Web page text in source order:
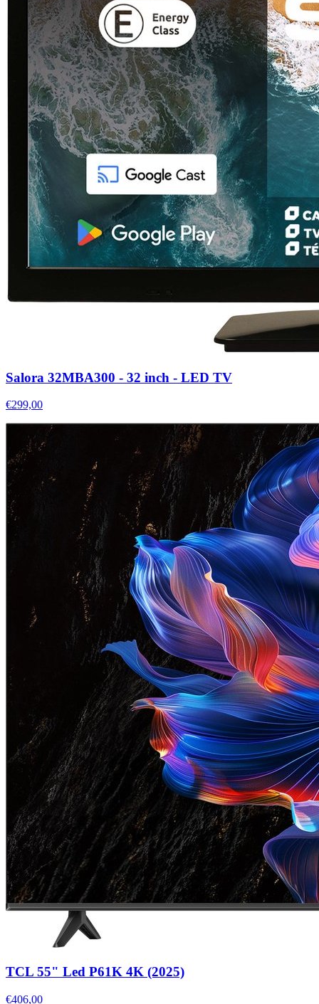
Salora 32MBA300 - 32 inch - LED TV
€299,00
TCL 55" Led P61K 4K (2025)
€406,00